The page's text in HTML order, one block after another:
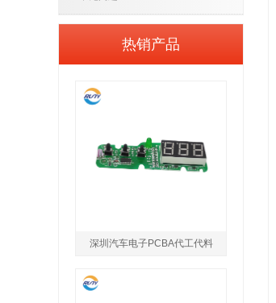
热销产品
深圳汽车电子PCBA代工代料